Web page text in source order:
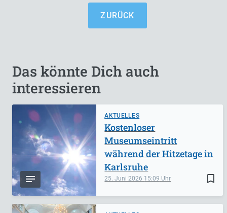
ZURÜCK
Das könnte Dich auch
interessieren
AKTUELLES
bookmark_border
25. Juni 2026 15:09
Kostenloser
Museumseintritt
während der Hitzetage in
Karlsruhe